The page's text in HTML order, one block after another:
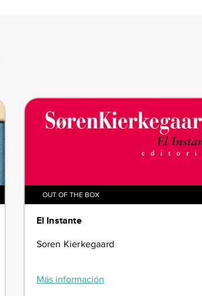
OUT OF THE BOX
El Instante
Soren Kierkegaard
Más información